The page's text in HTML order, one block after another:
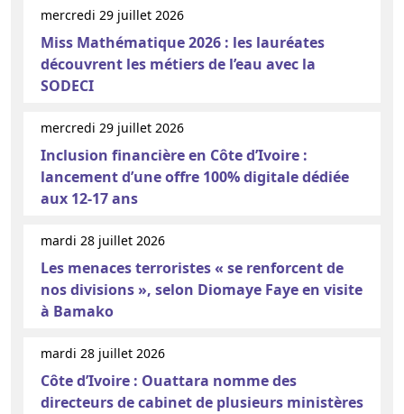
mercredi 29 juillet 2026
Miss Mathématique 2026 : les lauréates
découvrent les métiers de l’eau avec la
SODECI
mercredi 29 juillet 2026
Inclusion financière en Côte d’Ivoire :
lancement d’une offre 100% digitale dédiée
aux 12-17 ans
mardi 28 juillet 2026
Les menaces terroristes « se renforcent de
nos divisions », selon Diomaye Faye en visite
à Bamako
mardi 28 juillet 2026
Côte d’Ivoire : Ouattara nomme des
directeurs de cabinet de plusieurs ministères